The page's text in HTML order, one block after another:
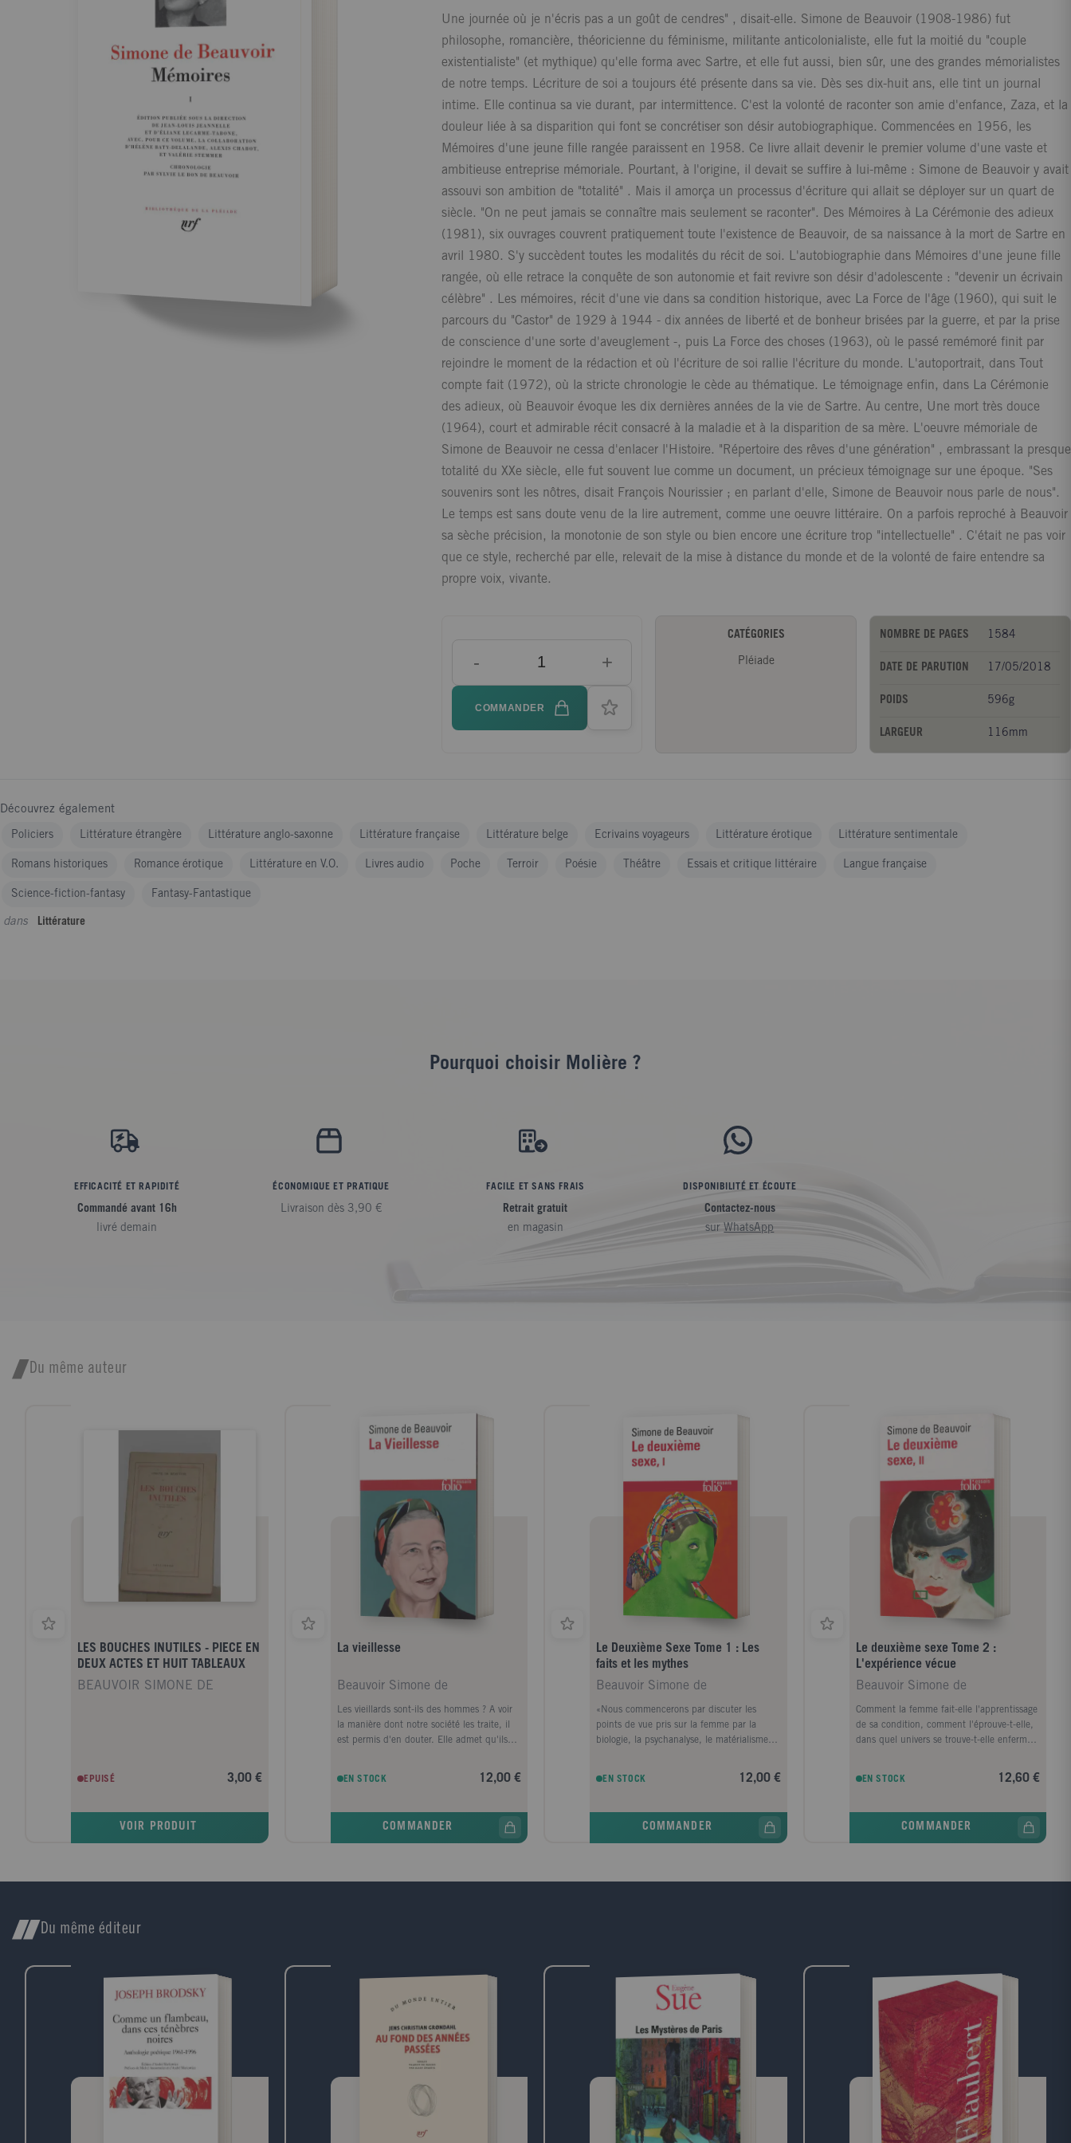
Une journée où je n'écris pas a un goût de cendres" , disait-elle. Simone de Beauvoir (1908-1986) fut
philosophe, romancière, théoricienne du féminisme, militante anticolonialiste, elle fut la moitié du "couple
existentialiste" (et mythique) qu'elle forma avec Sartre, et elle fut aussi, bien sûr, une des grandes mémorialistes
de notre temps. Lécriture de soi a toujours été présente dans sa vie. Dès ses dix-huit ans, elle tint un journal
intime. Elle continua sa vie durant, par intermittence. C'est la volonté de raconter son amie d'enfance, Zaza, et la
douleur liée à sa disparition qui font se concrétiser son désir autobiographique. Commencées en 1956, les
Mémoires d'une jeune fille rangée paraissent en 1958. Ce livre allait devenir le premier volume d'une vaste et
ambitieuse entreprise mémoriale. Pourtant, à l'origine, il devait se suffire à lui-même : Simone de Beauvoir y avait
assouvi son ambition de "totalité" . Mais il amorça un processus d'écriture qui allait se déployer sur un quart de
siècle. "On ne peut jamais se connaître mais seulement se raconter". Des Mémoires à La Cérémonie des adieux
(1981), six ouvrages couvrent pratiquement toute l'existence de Beauvoir, de sa naissance à la mort de Sartre en
avril 1980. S'y succèdent toutes les modalités du récit de soi. L'autobiographie dans Mémoires d'une jeune fille
rangée, où elle retrace la conquête de son autonomie et fait revivre son désir d'adolescente : "devenir un écrivain
célèbre" . Les mémoires, récit d'une vie dans sa condition historique, avec La Force de l'âge (1960), qui suit le
parcours du "Castor" de 1929 à 1944 - dix années de liberté et de bonheur brisées par la guerre, et par la prise
de conscience d'une sorte d'aveuglement -, puis La Force des choses (1963), où le passé remémoré finit par
rejoindre le moment de la rédaction et où l'écriture de soi rallie l'écriture du monde. L'autoportrait, dans Tout
compte fait (1972), où la stricte chronologie le cède au thématique. Le témoignage enfin, dans La Cérémonie
des adieux, où Beauvoir évoque les dix dernières années de la vie de Sartre. Au centre, Une mort très douce
(1964), court et admirable récit consacré à la maladie et à la disparition de sa mère. L'oeuvre mémoriale de
Simone de Beauvoir ne cessa d'enlacer l'Histoire. "Répertoire des rêves d'une génération" , embrassant la presque
totalité du XXe siècle, elle fut souvent lue comme un document, un précieux témoignage sur une époque. "Ses
souvenirs sont les nôtres, disait François Nourissier ; en parlant d'elle, Simone de Beauvoir nous parle de nous".
Le temps est sans doute venu de la lire autrement, comme une oeuvre littéraire. On a parfois reproché à Beauvoir
sa sèche précision, la monotonie de son style ou bien encore une écriture trop "intellectuelle" . C'était ne pas voir
que ce style, recherché par elle, relevait de la mise à distance du monde et de la volonté de faire entendre sa
propre voix, vivante.
- +
COMMANDER
CATÉGORIES
Pléiade
NOMBRE DE PAGES 1584
DATE DE PARUTION 17/05/2018
POIDS 596g
LARGEUR 116mm
Découvrez également
Policiers Littérature étrangère Littérature anglo-saxonne Littérature française Littérature belge Ecrivains voyageurs Littérature érotique Littérature sentimentale
Romans historiques Romance érotique Littérature en V.O. Livres audio Poche Terroir Poésie Théâtre Essais et critique littéraire Langue française
Science-fiction-fantasy Fantasy-Fantastique
dans Littérature
Pourquoi choisir Molière ?
EFFICACITÉ ET RAPIDITÉ
Commandé avant 16h
livré demain
ÉCONOMIQUE ET PRATIQUE
Livraison dès 3,90 €
FACILE ET SANS FRAIS
Retrait gratuit
en magasin
DISPONIBILITÉ ET ÉCOUTE
Contactez-nous
sur WhatsApp
Du même auteur
LES BOUCHES INUTILES - PIECE EN
DEUX ACTES ET HUIT TABLEAUX
BEAUVOIR SIMONE DE
EPUISÉ 3,00 €
VOIR PRODUIT
La vieillesse
Beauvoir Simone de
Les vieillards sont-ils des hommes ? A voir
la manière dont notre société les traite, il
est permis d'en douter. Elle admet qu'ils
droits que les autres membres de la
misère, aux taudis, aux infirmités, à la
solitude, au désespoir. Pour apaiser sa
déguiser la réalité, on estime encore
préférable de radicalement l'ignorer : la
vieillesse est un secret honteux et un sujet
interdit. Quand j'ai dit que j'y consacrais
C'est justement pourquoi j'ai écrit ces
pages. J'ai voulu décrire en vérité la
condition de ces parias et la manière dont
ils la vivent, j'ai voulu faire entendre leur
EN STOCK 12,00 €
COMMANDER
Le Deuxième Sexe Tome 1 : Les
faits et les mythes
Beauvoir Simone de
«Nous commencerons par discuter les
points de vue pris sur la femme par la
biologie, la psychanalyse, le matérialisme
ensuite positivement comment la "réalité
féminine" s'est constituée, pourquoi la
point de vue des hommes. Alors nous
décrirons du point de vue des femmes le
Elle fit ses études jusqu'au baccalauréat
dans le très catholique cours Désir. Agrégée
de philosophie en 1929, elle enseigna à
Marseille, à Rouen et à Paris jusqu'en
1943. C'est L'Invitée (1943) qu'on doit
considérer comme son véritable début
littéraire. Viennent ensuite Le sang des
autres (1945), Tous les hommes sont
mortels (1946), Les Mandarins (prix
Goncourt 1954), Les Belles Images (1966)
et La Femme rompue (1968). Simone de
EN STOCK 12,00 €
COMMANDER
Le deuxième sexe Tome 2 :
L'expérience vécue
Beauvoir Simone de
Comment la femme fait-elle l'apprentissage
de sa condition, comment l'éprouve-t-elle,
dans quel univers se trouve-t-elle enfermée,
seulement nous pourrons comprendre
de forger un avenir nouveau. Quand
j'emploie les mots "femme" ou "féminin" je
EN STOCK 12,60 €
COMMANDER
Du même éditeur